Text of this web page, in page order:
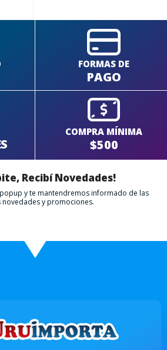
FORMAS DE
PAGO
COMPRA MÍNIMA
$500
Recibí Novedades!
y te mantendremos informado de las
novedades y promociones.